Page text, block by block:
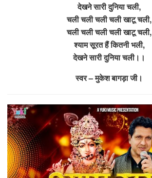
देखने सारी दुनिया चली,
चली चली चली चली खाटू चली,
चली चली चली चली खाटू चली,
श्याम सूरत हैं कितनी भली,
देखने सारी दुनिया चली।।
स्वर – मुकेश बागड़ा जी।